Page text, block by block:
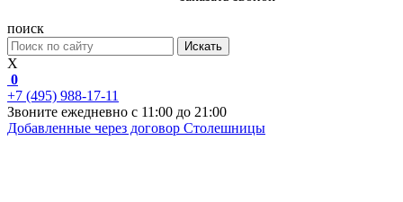
поиск
Искать
X
0
+7 (495) 988-17-11
Звоните ежедневно с 11:00 до 21:00
Добавленные через договор Столешницы